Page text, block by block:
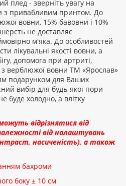
плед - зверніть увагу на
з привабливим принтом. До
вовни, 15% бавовни і 10%
не доставляє
м'яка. До особливостей
лікувальні якості вовни, а
допомога при артриті,
з верблюжої вовни ТМ «Ярослав»
подарунком для Ваших
вибір для будь-якої пори
буде холодно, а влітку
відрізнятися від
від налаштувань
насиченість), а також
бахроми
боку ± 10 см